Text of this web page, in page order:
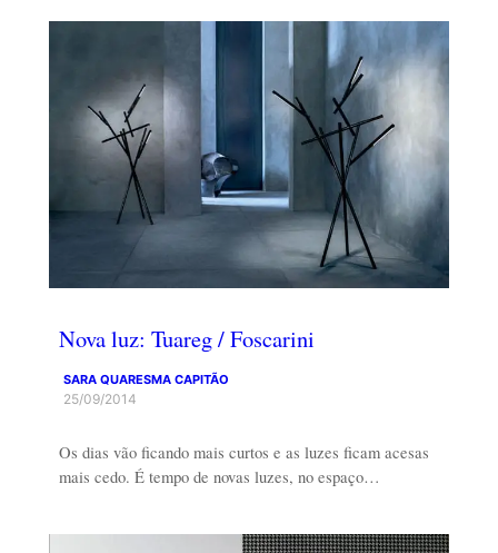
Nova luz: Tuareg / Foscarini
SARA QUARESMA CAPITÃO
25/09/2014
Os dias vão ficando mais curtos e as luzes ficam acesas
mais cedo. É tempo de novas luzes, no espaço…